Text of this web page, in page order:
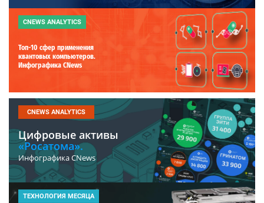
CNEWS ANALYTICS
Топ-10 сфер применения
квантовых компьютеров.
Инфографика CNews
CNEWS ANALYTICS
Цифровые активы
«Росатома».
Инфографика CNews
ТЕХНОЛОГИЯ МЕСЯЦА